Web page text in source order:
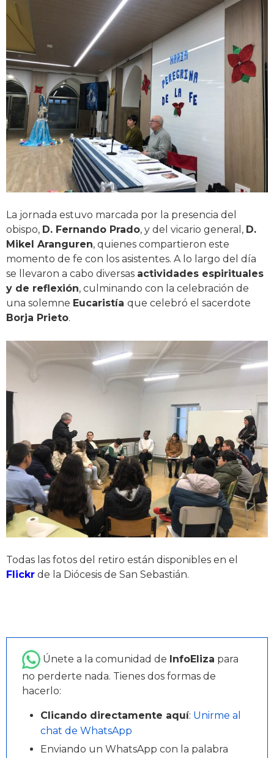
La jornada estuvo marcada por la presencia del
obispo, D. Fernando Prado, y del vicario general, D.
Mikel Aranguren, quienes compartieron este
momento de fe con los asistentes. A lo largo del día
se llevaron a cabo diversas actividades espirituales
y de reflexión, culminando con la celebración de
una solemne Eucaristía que celebró el sacerdote
Borja Prieto.
Todas las fotos del retiro están disponibles en el
Flickr de la Diócesis de San Sebastián.
Únete a la comunidad de InfoEliza para
no perderte nada. Tienes dos formas de
hacerlo:
Clicando directamente aquí: Unirme al
chat de WhatsApp
Enviando un WhatsApp con la palabra